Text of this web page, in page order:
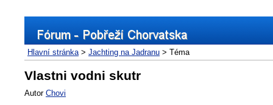
Hlavní stránka> Jachting na Jadranu > Téma
Vlastni vodni skutr
Autor Chovi